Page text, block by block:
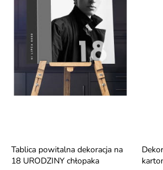
Tablica powitalna dekoracja na
18 URODZINY chłopaka